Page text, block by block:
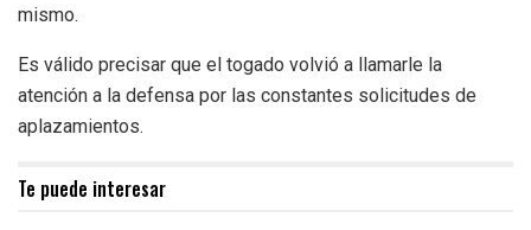
mismo.
Es válido precisar que el togado volvió a llamarle la
atención a la defensa por las constantes solicitudes de
aplazamientos.
Te puede interesar